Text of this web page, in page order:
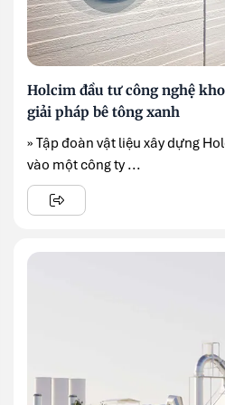
Holcim đầu tư công nghệ
giải pháp bê tông xanh
» Tập đoàn vật liệu xây dựng
vào một công ty ...